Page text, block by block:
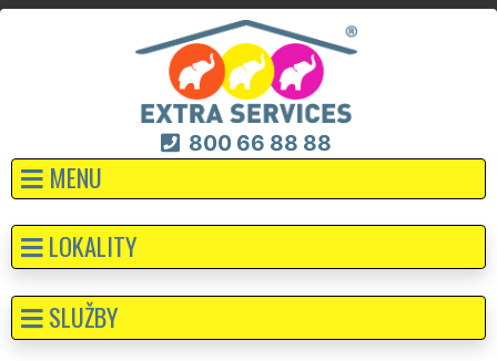
800 66 88 88
MENU
LOKALITY
SLUŽBY